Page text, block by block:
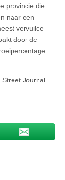
provincie die
naar een
vervuilde
door de
Street Journal